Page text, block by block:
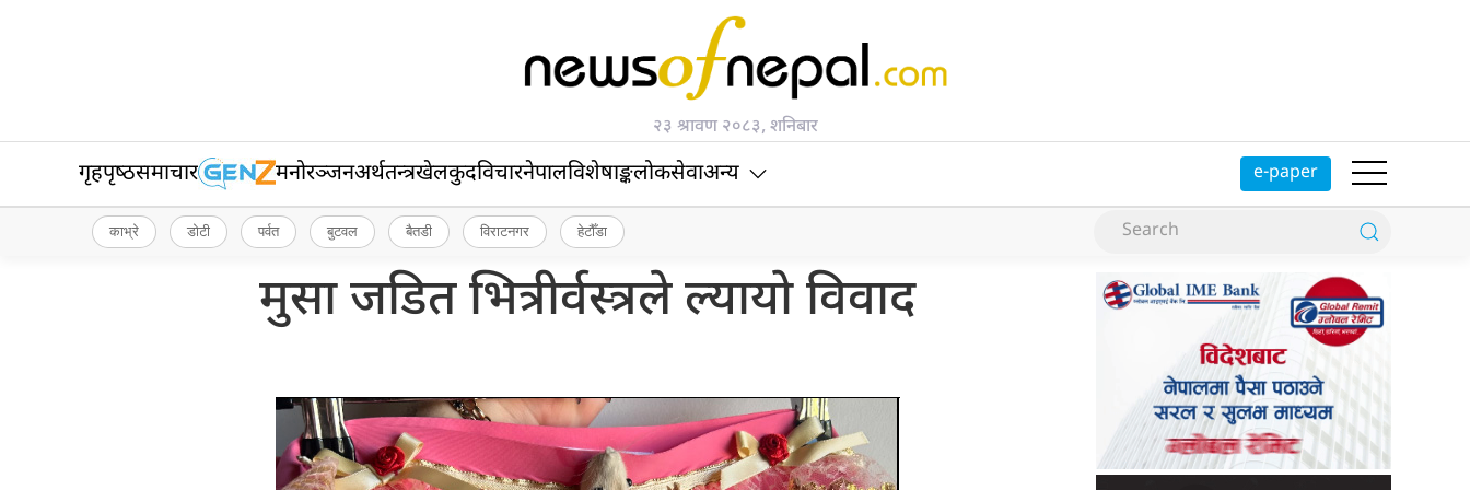
२३ श्रावण २०८३, शनिबार
गृहपृष्‍ठसमाचार मनोरञ्जनअर्थतन्त्रखेलकुदविचारनेपालविशेषाङ्कलोकसेवाअन्य e-paper
काभ्रे डोटी पर्वत बुटवल बैतडी विराटनगर हेटौँडा
मुसा जडित भित्रीर्वस्त्रले ल्यायो विवाद